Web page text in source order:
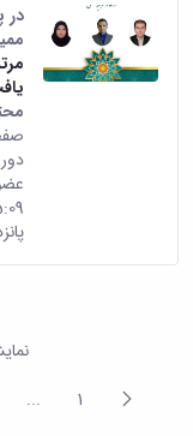
در
نمایش ۲۰۱ - ۲۲۰
پیغام
قبلی صفحه1
...